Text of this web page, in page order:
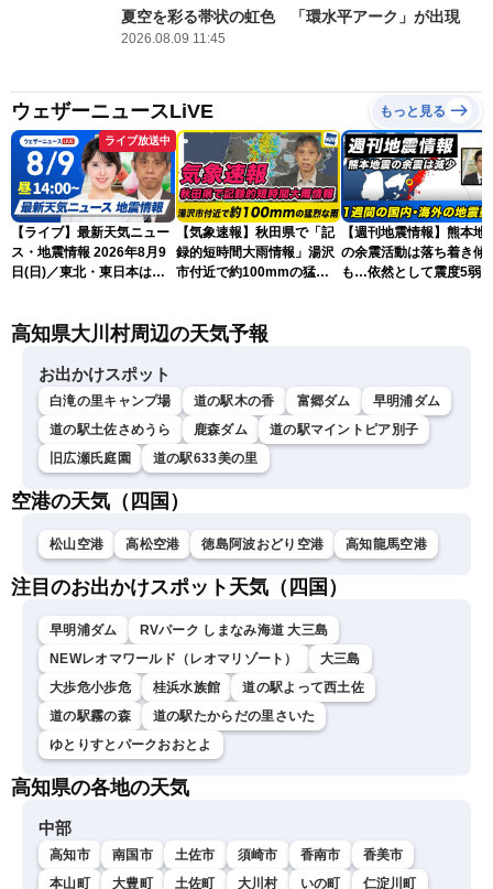
夏空を彩る帯状の虹色 「環水平アーク」が出現
2026.08.09 11:45
ウェザーニュースLiVE もっと見る
ライブ放送中
【ライブ】最新天気ニュー
ス・地震情報 2026年8月9
日(日)／東北・東日本は急
小川千奈／芳野達郎〉
【気象速報】秋田県で「記
録的短時間大雨情報」湯沢
市付近で約100mmの猛烈
【週刊地震情報】熊本地
の余震活動は落ち着き傾
も…依然として震度5弱警
高知県大川村周辺の天気予報
お出かけスポット
白滝の里キャンプ場 道の駅木の香 富郷ダム
早明浦ダム
道の駅土佐さめうら
鹿森ダム
道の駅マイントピア別子
旧広瀬氏庭園
道の駅633美の里
空港の天気（四国）
松山空港 高松空港 徳島阿波おどり空港 高知龍馬空港
注目のお出かけスポット天気（四国）
早明浦ダム
RVパーク しまなみ海道 大三島
NEWレオマワールド（レオマリゾート）
大三島
大歩危小歩危
桂浜水族館
道の駅よって西土佐
道の駅霧の森
道の駅たからだの里さいた
ゆとりすとパークおおとよ
高知県の各地の天気
中部
高知市 南国市 土佐市 須崎市 香南市
香美市
本山町
大豊町 土佐町 大川村 いの町 仁淀川町